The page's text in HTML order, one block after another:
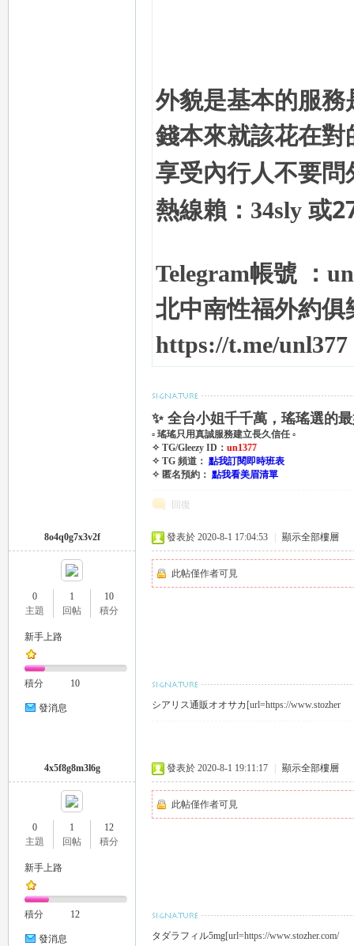
外貌是基本的服務
錢本來就該花在對
享受內行人不要問
熱線賴：34sly 或
Telegram帳號 ：
北中南性福外約俱
https://t.me/unl377
✨ 全台小姐千千萬，瑤瑤選的
▫ 瑤瑤只用真誠服務建立長久信任 ▫
✧ TG/Gleezy ID： un1377
✧ TG 頻道： 點我訂閱即時班表
✧ 匿名預約： 點我看美眉清單
回復
8o4q0g7x3v2f
0
主題
1
回帖
10
積分
新手上路
積分 10
發消息
發表於 2020-8-1 17:04:53 顯示全部樓層
此帖僅作者可見
シアリス通販オオサカ [url=https://www.stozher
4x5f8g8m3l6g
0
主題
1
回帖
12
積分
新手上路
積分 12
發消息
發表於 2020-8-1 19:11:17 顯示全部樓層
此帖僅作者可見
タダラフィル5mg[url=https://www.stozher.com/